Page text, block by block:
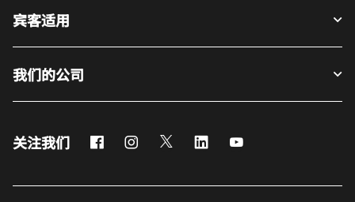
宾客适用
我们的公司
关注我们 FacebookInstagram
Twitter LinkedIn